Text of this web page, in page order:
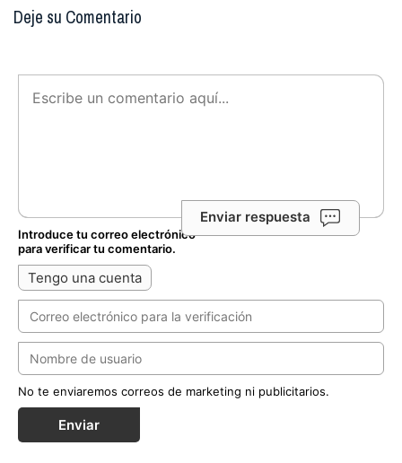
Deje su Comentario
Enviar respuesta
Introduce tu correo electrónico
para verificar tu comentario.
Tengo una cuenta
No te enviaremos correos de marketing ni publicitarios.
Enviar